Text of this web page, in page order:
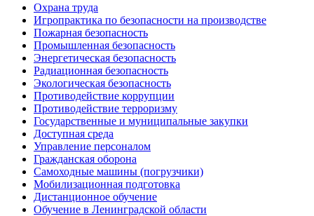
Охрана труда
Игропрактика по безопасности на производстве
Пожарная безопасность
Промышленная безопасность
Энергетическая безопасность
Радиационная безопасность
Экологическая безопасность
Противодействие коррупции
Противодействие терроризму
Государственные и муниципальные закупки
Доступная среда
Управление персоналом
Гражданская оборона
Самоходные машины (погрузчики)
Мобилизационная подготовка
Дистанционное обучение
Обучение в Ленинградской области